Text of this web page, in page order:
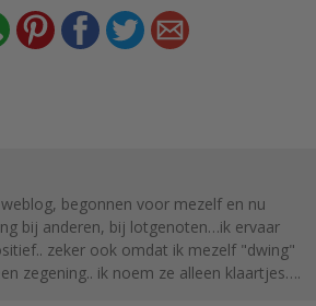
begonnen voor mezelf en nu
bij anderen, bij lotgenoten…ik ervaar
zeker ook omdat ik mezelf "dwing"
zegening.. ik noem ze alleen klaartjes….